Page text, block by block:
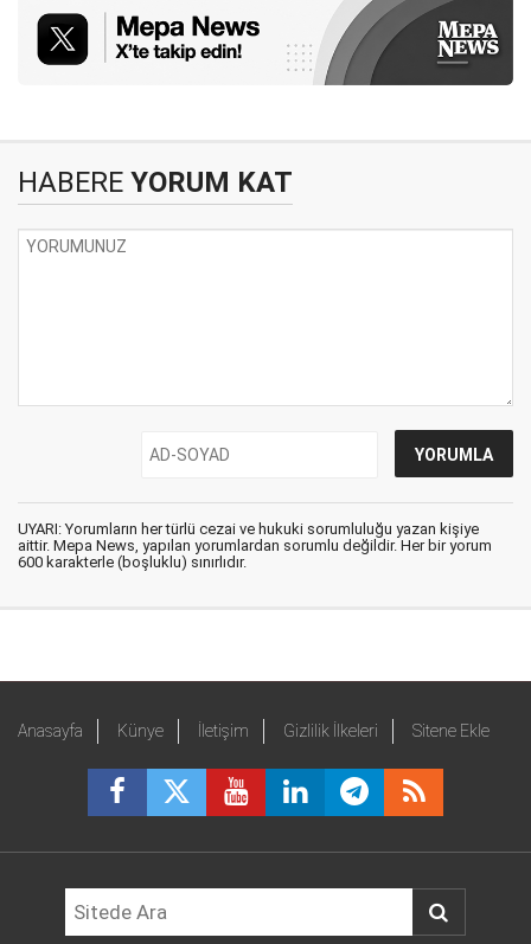
HABERE YORUM KAT
UYARI: Yorumların her türlü cezai ve hukuki sorumluluğu yazan kişiye
aittir. Mepa News, yapılan yorumlardan sorumlu değildir. Her bir yorum
600 karakterle (boşluklu) sınırlıdır.
Anasayfa Künye İletişim Gizlilik İlkeleri Sitene Ekle